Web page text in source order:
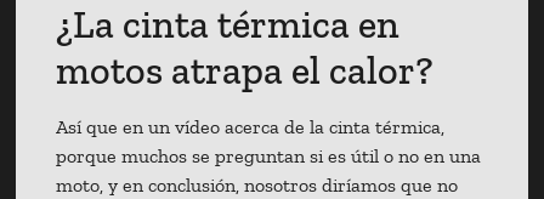
¿La cinta térmica en
motos atrapa el calor?
Así que en un vídeo acerca de la cinta térmica,
porque muchos se preguntan si es útil o no en una
moto, y en conclusión, nosotros diríamos que no